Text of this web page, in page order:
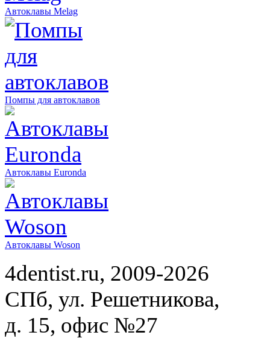
Автоклавы Melag
Помпы для автоклавов
Автоклавы Euronda
Автоклавы Woson
4dentist.ru, 2009-2026
СПб, ул. Решетникова,
д. 15, офис №27